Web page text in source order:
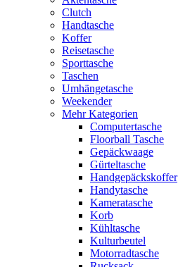
Clutch
Handtasche
Koffer
Reisetasche
Sporttasche
Taschen
Umhängetasche
Weekender
Mehr Kategorien
Computertasche
Floorball Tasche
Gepäckwaage
Gürteltasche
Handgepäckskoffer
Handytasche
Kameratasche
Korb
Kühltasche
Kulturbeutel
Motorradtasche